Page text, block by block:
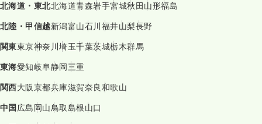
北海道・東北北海道青森岩手宮城秋田山形福島
北陸・甲信越新潟富山石川福井山梨長野
関東東京神奈川埼玉千葉茨城栃木群馬
東海愛知岐阜静岡三重
関西大阪京都兵庫滋賀奈良和歌山
中国広島岡山鳥取島根山口